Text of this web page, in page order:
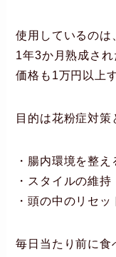
使用しているのは
1年3か月熟成され
価格も1万円以上
目的は花粉症対策
・腸内環境を整え
・スタイルの維持
・頭の中のリセッ
毎日当たり前に食